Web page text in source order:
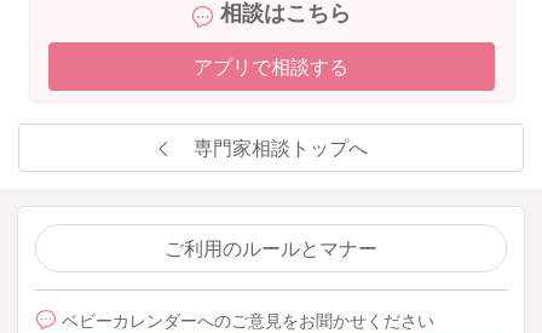
相談はこちら
アプリで相談する
専門家相談トップへ
ご利用のルールとマナー
ベビーカレンダーへのご意見をお聞かせください